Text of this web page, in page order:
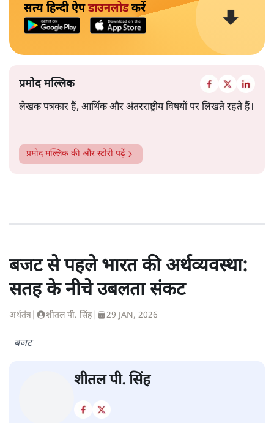
सत्य हिन्दी ऐपडाउनलोडकरें
प्रमोद मल्लिक
लेखक पत्रकार हैं, आर्थिक और अंतरराष्ट्रीय विषयों पर लिखते रहते हैं।
प्रमोद मल्लिक की और स्टोरी पढ़ें
बजट से पहले भारत की अर्थव्यवस्था:
सतह के नीचे उबलता संकट
अर्थतंत्र शीतल पी. सिंह| 29 JAN, 2026